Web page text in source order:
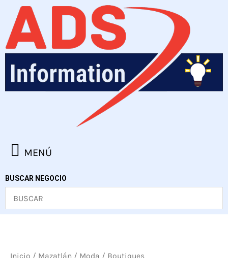
contenido
MENÚ
BUSCAR NEGOCIO
Inicio / Mazatlán / Moda / Boutiques